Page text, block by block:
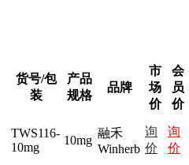
货号/包
装
产品
规格
品牌
市
场
价
会
员
价
TWS116-
10mg
10mg
融禾
Winherb
询
价
询
价